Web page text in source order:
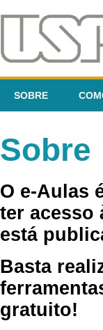
SOBRE
Sobre
O e-Aulas
ter acesso
está
Basta
gratuito!